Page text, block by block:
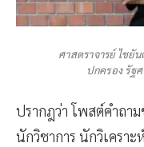
ศาสตราจารย์ ไชยั
ปกครอง รัฐ
ปรากฎว่า โพสต์คำถาม
นักวิชาการ นักวิเคราะ